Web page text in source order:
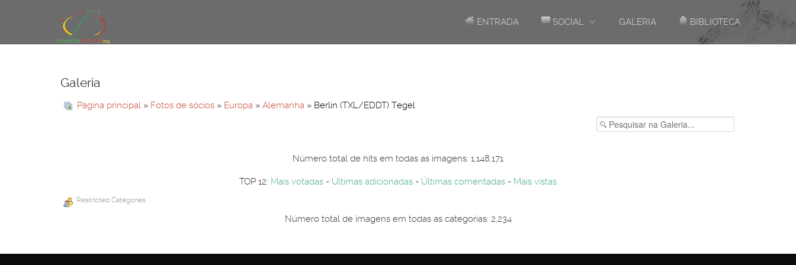
ENTRADA SOCIAL GALERIA BIBLIOTECA
Galeria
Página principal » Fotos de sócios » Europa » Alemanha » Berlin (TXL/EDDT) Tegel
Número total de hits em todas as imagens: 1,148,171
TOP 12: Mais votadas - Últimas adicionadas - Últimas comentadas - Mais vistas
Restricted Categories
Número total de imagens em todas as categorias: 2,234